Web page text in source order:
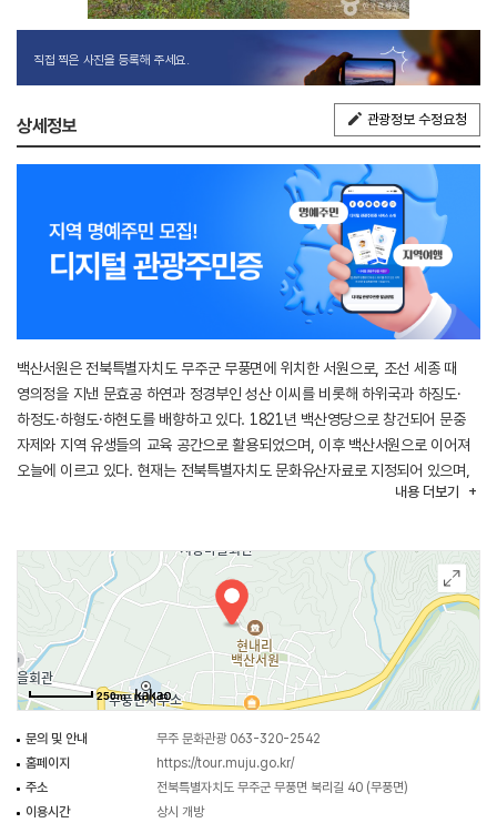
직접 찍은 사진을 등록해 주세요.
상세정보 관광정보 수정요청
백산서원은 전북특별자치도 무주군 무풍면에 위치한 서원으로, 조선 세종 때
영의정을 지낸 문효공 하연과 정경부인 성산 이씨를 비롯해 하위국과 하징도·
하정도·하형도·하현도를 배향하고 있다. 1821년 백산영당으로 창건되어 문중
자제와 지역 유생들의 교육 공간으로 활용되었으며, 이후 백산서원으로 이어져
오늘에 이르고 있다. 현재는 전북특별자치도 문화유산자료로 지정되어 있으며,
강당과 사당 등 서원 건축을 통해 조선시대 교육과 제향 문화를 살펴볼 수 있는
내용 더보기
250m
문의 및 안내
무주 문화관광 063-320-2542
홈페이지
https://tour.muju.go.kr/
주소
전북특별자치도 무주군 무풍면 북리길 40 (무풍면)
이용시간
상시 개방